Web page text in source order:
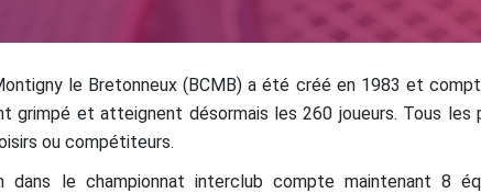
le Bretonneux (BCMB) a été créé en 1983 et
et atteignent désormais les 260 joueurs. Tous
ou compétiteurs.
le championnat interclub compte maintenant 8